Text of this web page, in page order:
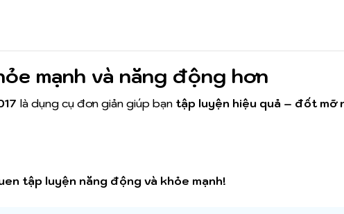
mạnh và năng động hơn
là dụng cụ đơn giản giúp bạn tập luyện hiệu quả – đốt mỡ
tập luyện năng động và khỏe mạnh!